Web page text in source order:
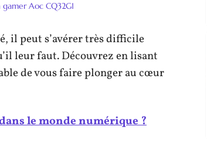
gamer Aoc CQ32G1
il peut s’avérer très difficile
leur faut. Découvrez en lisant
de vous faire plonger au cœur
le monde numérique ?